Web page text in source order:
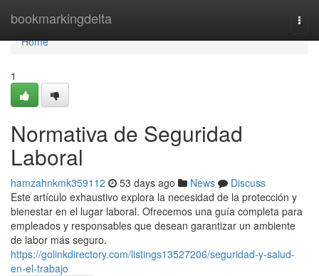
bookmarkingdelta
Home
Home
1
Normativa de Seguridad
Laboral
hamzahnkmk359112 53 days ago News
Discuss
Este artículo exhaustivo explora la necesidad de la protección y
bienestar en el lugar laboral. Ofrecemos una guía completa para
empleados y responsables que desean garantizar un ambiente
de labor más seguro.
https://golinkdirectory.com/listings13527206/seguridad-y-salud-
en-el-trabajo